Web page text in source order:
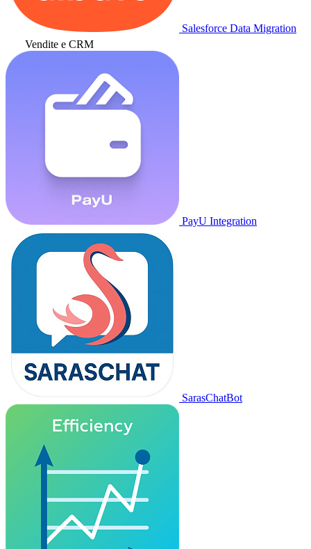
Salesforce Data Migration
Vendite e CRM
PayU Integration
SarasChatBot